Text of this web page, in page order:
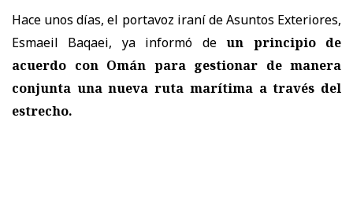
Hace unos días, el portavoz iraní de Asuntos Exteriores,
Esmaeil Baqaei, ya informó deun principio de
acuerdo con Omán para gestionar de manera
conjunta una nueva ruta marítima a través del
estrecho.